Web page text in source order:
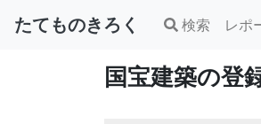
たてものきろく 検索 レポ
国宝建築の登